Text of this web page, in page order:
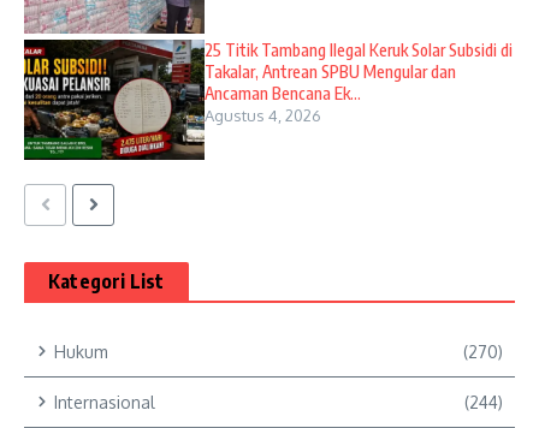
25 Titik Tambang Ilegal Keruk Solar Subsidi di
Takalar, Antrean SPBU Mengular dan
Ancaman Bencana Ek...
Agustus 4, 2026
Kategori List
Hukum (270)
Internasional (244)